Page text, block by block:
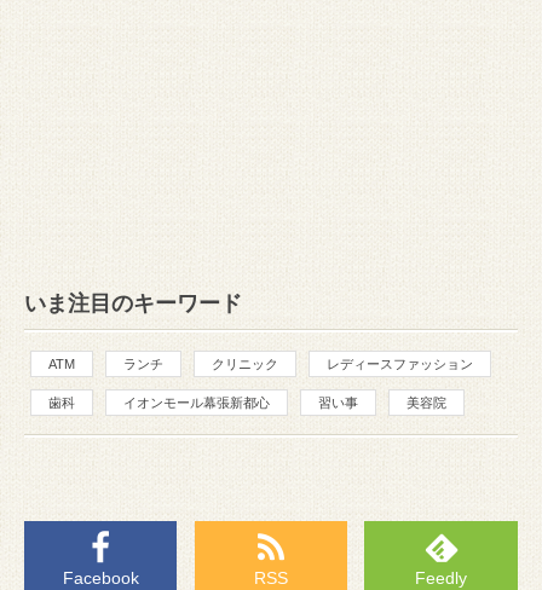
いま注目のキーワード
ATM ランチ クリニック レディースファッション
歯科 イオンモール幕張新都心 習い事 美容院
Facebook RSS Feedly